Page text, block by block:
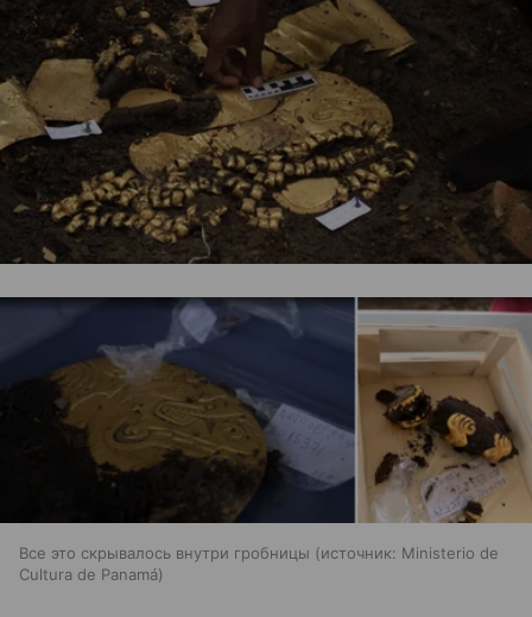
Все это скрывалось внутри гробницы источник: Ministerio de
Cultura de Panamá